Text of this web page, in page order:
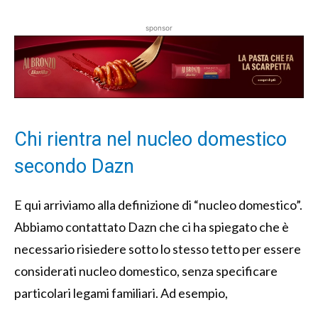
sponsor
Chi rientra nel nucleo domestico
secondo Dazn
E qui arriviamo alla definizione di “nucleo domestico”.
Abbiamo contattato Dazn che ci ha spiegato che è
necessario risiedere sotto lo stesso tetto per essere
considerati nucleo domestico, senza specificare
particolari legami familiari. Ad esempio,